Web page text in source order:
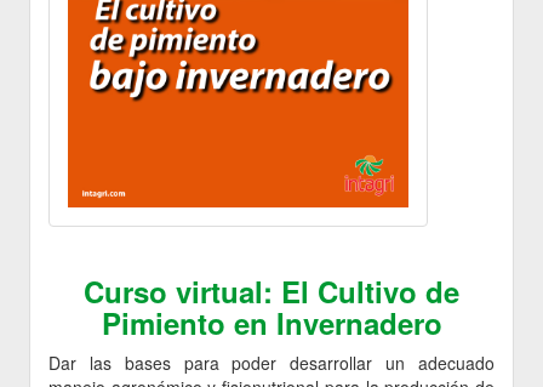
Curso virtual: El Cultivo de
Pimiento en Invernadero
Dar las bases para poder desarrollar un adecuado